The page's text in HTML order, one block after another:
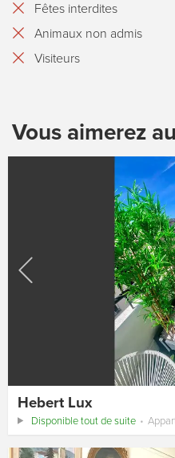
Fêtes interdites
Animaux non admis
Visiteurs
Vous aimerez
Hebert Lux
Disponible tout de suite